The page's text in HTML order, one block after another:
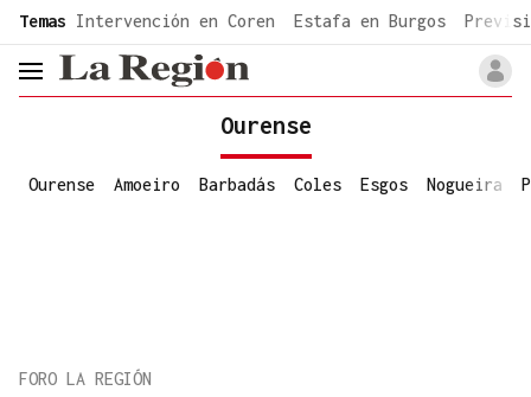
common.go-to-content
Temas Intervención en Coren Estafa en Burgos
header.menu.open
Ourense
Ourense Amoeiro Barbadás Coles Esgos Nogueira
FORO LA REGIÓN